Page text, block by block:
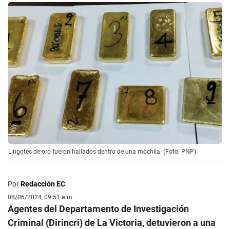
Lingotes de oro fueron hallados dentro de una mochila. (Foto: PNP)
PorRedacción EC
08/06/2024, 09:51 a.m.
Agentes del Departamento de Investigación
Criminal (Dirincri) de La Victoria, detuvieron a una